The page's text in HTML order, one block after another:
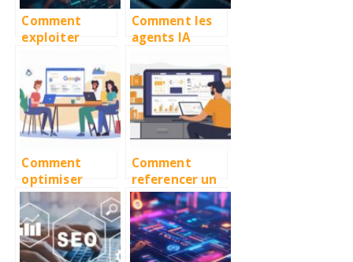
Comment
exploiter
pour améliorer
votre
stratégie SEO
Comment les
agents IA
le SEO : tout ce
qu’il faut
savoir
Comment
optimiser
efficacement
votre fiche
d’etablissemen
t Google pour
Comment
referencer un
site internet
de vente en
ligne ?